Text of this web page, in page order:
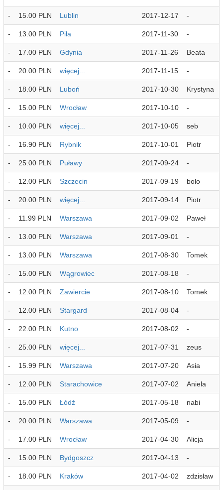
- 15.00 PLN Lublin 2017-12-17 -
- 13.00 PLN Piła 2017-11-30 -
- 17.00 PLN Gdynia 2017-11-26 Beata
- 20.00 PLN więcej... 2017-11-15 -
- 18.00 PLN Luboń 2017-10-30 Krystyna
- 15.00 PLN Wrocław 2017-10-10 -
- 10.00 PLN więcej... 2017-10-05 seb
- 16.90 PLN Rybnik 2017-10-01 Piotr
- 25.00 PLN Puławy 2017-09-24 -
- 12.00 PLN Szczecin 2017-09-19 bolo
- 20.00 PLN więcej... 2017-09-14 Piotr
- 11.99 PLN Warszawa 2017-09-02 Paweł
- 13.00 PLN Warszawa 2017-09-01 -
- 13.00 PLN Warszawa 2017-08-30 Tomek
- 15.00 PLN Wągrowiec 2017-08-18 -
- 12.00 PLN Zawiercie 2017-08-10 Tomek
- 12.00 PLN Stargard 2017-08-04 -
- 22.00 PLN Kutno 2017-08-02 -
- 25.00 PLN więcej... 2017-07-31 zeus
- 15.99 PLN Warszawa 2017-07-20 Asia
- 12.00 PLN Starachowice 2017-07-02 Aniela
- 15.00 PLN Łódź 2017-05-18 nabi
- 20.00 PLN Warszawa 2017-05-09 -
- 17.00 PLN Wrocław 2017-04-30 Alicja
- 15.00 PLN Bydgoszcz 2017-04-13 -
- 18.00 PLN Kraków 2017-04-02 zdzisław